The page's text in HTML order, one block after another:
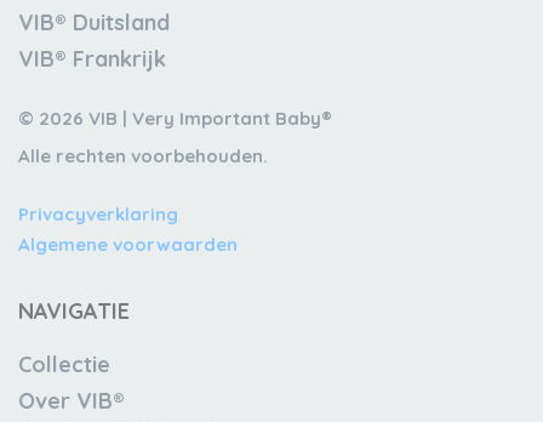
VIB® Duitsland
VIB® Frankrijk
© 2026 VIB | Very Important Baby®
Alle rechten voorbehouden.
Privacyverklaring
Algemene voorwaarden
NAVIGATIE
Collectie
Over VIB®